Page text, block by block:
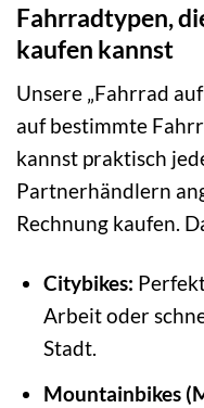
Fahrradtypen,
kaufen kannst
Unsere „Fahrrad
auf bestimmte
kannst praktisch
Partnerhändlern
Rechnung kaufen.
Citybikes:
Arbeit oder
Stadt.
Mountainbikes